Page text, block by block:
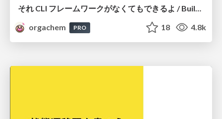
それ CLI フレームワークがなくてもできるよ / Building CLI Tools Without Frameworks
orgachem
PRO 18 4.8k